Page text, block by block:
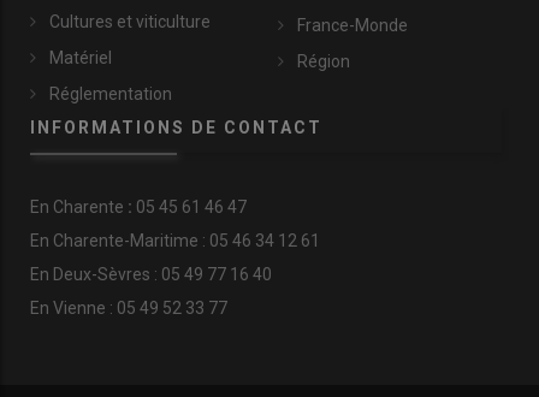
Cultures et viticulture
Matériel
Réglementation
France-Monde
Région
INFORMATIONS DE CONTACT
En Charente : 05 45 61 46 47
En Charente-Maritime : 05 46 34 12 61
En Deux-Sèvres : 05 49 77 16 40
En Vienne : 05 49 52 33 77